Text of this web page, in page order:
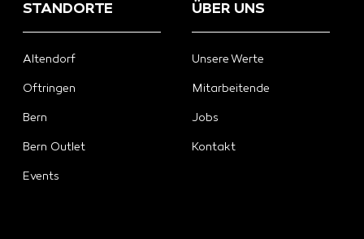
STANDORTE
Altendorf
Oftringen
Bern
Bern Outlet
Events
ÜBER UNS
Unsere Werte
Mitarbeitende
Jobs
Kontakt